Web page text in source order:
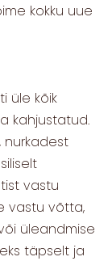
kokku uue
üle kõik
kahjustatud.
nurkadest
vastu
vastu võtta,
üleandmise
täpselt ja